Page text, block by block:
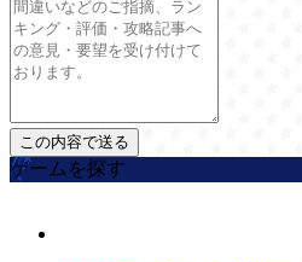
ゲームを探す